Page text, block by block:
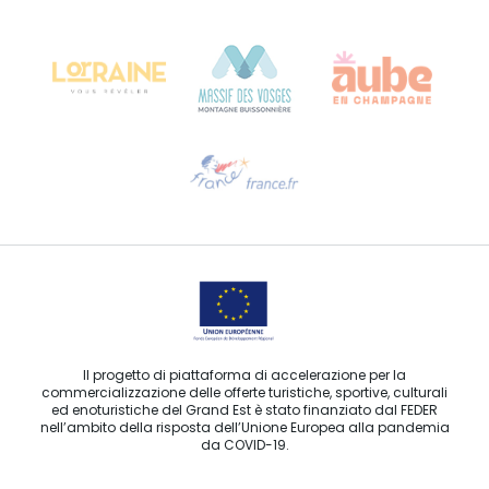
Contattaci per e-mail
Il progetto di piattaforma di accelerazione per la
commercializzazione delle offerte turistiche, sportive, culturali
ed enoturistiche del Grand Est è stato finanziato dal FEDER
nell’ambito della risposta dell’Unione Europea alla pandemia
da COVID-19.